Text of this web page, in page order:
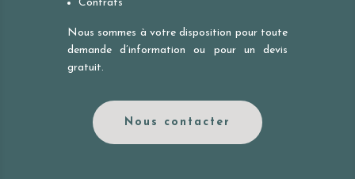
Contrats
Nous sommes à votre disposition pour toute
demande d’information ou pour un devis
gratuit.
Nous contacter